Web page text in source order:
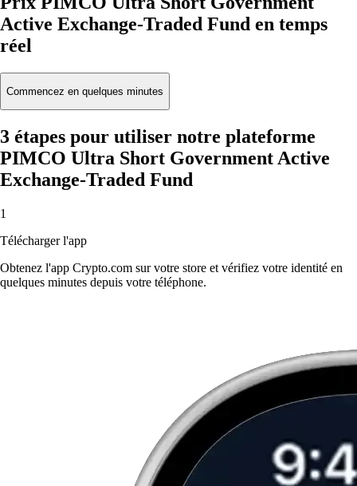
Active Exchange-Traded Fund en temps
réel
Commencez en quelques minutes
3 étapes pour utiliser notre plateforme
PIMCO Ultra Short Government Active
Exchange-Traded Fund
1
Télécharger l'app
Obtenez l'app Crypto.com sur votre store et vérifiez votre identité en
quelques minutes depuis votre téléphone.